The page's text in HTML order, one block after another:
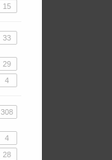
15
33
29
4
308
4
28